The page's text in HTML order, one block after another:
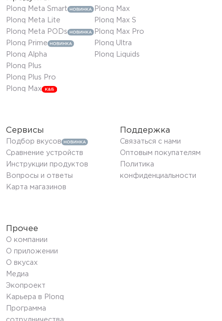
Plonq Meta Smart
Plonq Meta Lite
Plonq Meta PODs
Plonq Prime
Plonq Alpha
Plonq Plus
Plonq Plus Pro
Plonq Max
Plonq Max
Plonq Max S
Plonq Max Pro
Plonq Ultra
Plonq Liquids
Сервисы
Подбор вкусов
Сравнение устройств
Инструкции продуктов
Вопросы и ответы
Карта магазинов
Поддержка
Связаться с нами
Оптовым покупателям
Политика
конфиденциальности
Прочее
О компании
О приложении
О вкусах
Медиа
Экопроект
Карьера в Plonq
Программа